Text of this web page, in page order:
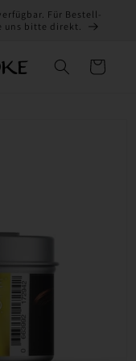
Für Bestell-
uns bitte direkt.
Warenkorb